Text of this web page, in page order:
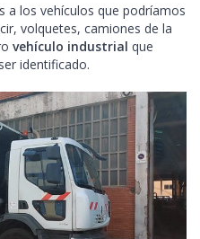
a los vehículos que podríamos
volquetes, camiones de la
vehículo industrial que
identificado.